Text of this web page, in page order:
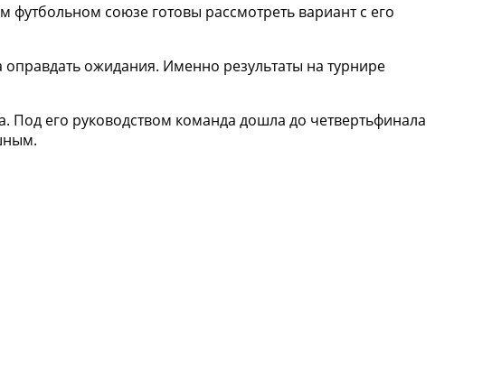
футбольном союзе готовы рассмотреть вариант с его
ожидания. Именно результаты на турнире
Под его руководством команда дошла до четвертьфинала